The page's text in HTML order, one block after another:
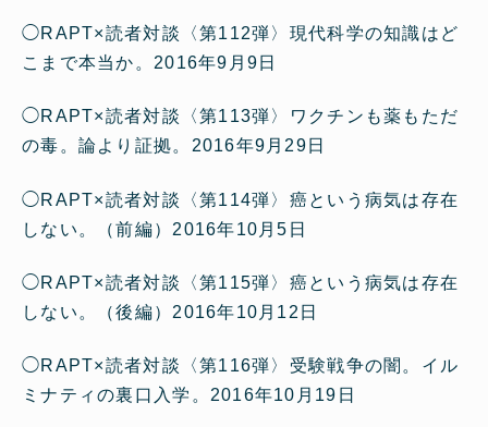
◯RAPT×読者対談〈第112弾〉現代科学の知識はど
こまで本当か。 2016年9月9日
◯RAPT×読者対談〈第113弾〉ワクチンも薬もただ
の毒。論より証拠。 2016年9月29日
◯RAPT×読者対談〈第114弾〉癌という病気は存在
しない。（前編） 2016年10月5日
◯RAPT×読者対談〈第115弾〉癌という病気は存在
しない。（後編） 2016年10月12日
◯RAPT×読者対談〈第116弾〉受験戦争の闇。イル
ミナティの裏口入学。 2016年10月19日